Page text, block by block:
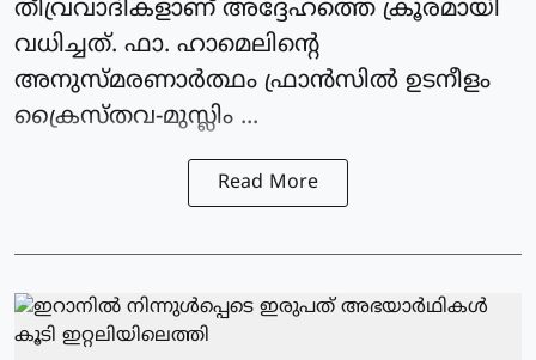
തീവ്രവാദികളാണ് അദ്ദേഹത്തെ ക്രൂരമായി
വധിച്ചത്. ഫാ. ഹാമെലിന്റെ
അനുസ്മരണാര്‍ത്ഥം ഫ്രാന്‍സില്‍ ഉടനീളം
ക്രൈസ്തവ-മുസ്ലിം ...
Read More